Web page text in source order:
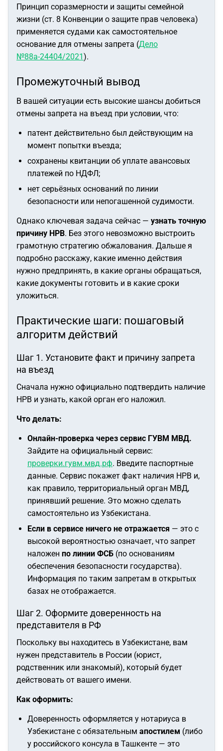
Принцип соразмерности и защиты семейной
жизни (ст. 8 Конвенции о защите прав человека)
применяется судами как самостоятельное
основание для отмены запрета (Дело
№88а-24404/2021).
Промежуточный вывод
В вашей ситуации есть высокие шансы добиться
отмены запрета на въезд при условии, что:
патент действительно был действующим на
момент попытки въезда;
сохранены квитанции об уплате авансовых
платежей по НДФЛ;
нет серьёзных оснований по линии
безопасности или непогашенной судимости.
Однако ключевая задача сейчас — узнать точную
причину НРВ. Без этого невозможно выстроить
грамотную стратегию обжалования. Дальше я
подробно расскажу, какие именно действия
нужно предпринять, в какие органы обращаться,
какие документы готовить и в какие сроки
уложиться.
Практические шаги: пошаговый
алгоритм действий
Шаг 1. Установите факт и причину запрета
на въезд
Сначала нужно официально подтвердить наличие
НРВ и узнать, какой орган его наложил.
Что делать:
Онлайн-проверка через сервис ГУВМ МВД.
Зайдите на официальный сервис:
проверки.гувм.мвд.рф. Введите паспортные
данные. Сервис покажет факт наличия НРВ и,
как правило, территориальный орган МВД,
принявший решение. Это можно сделать
самостоятельно из Узбекистана.
Если в сервисе ничего не отражается — это с
высокой вероятностью означает, что запрет
наложен по линии ФСБ (по основаниям
обеспечения безопасности государства).
Информация по таким запретам в открытых
базах не отображается.
Шаг 2. Оформите доверенность на
представителя в РФ
Поскольку вы находитесь в Узбекистане, вам
нужен представитель в России (юрист,
родственник или знакомый), который будет
действовать от вашего имени.
Как оформить:
Доверенность оформляется у нотариуса в
Узбекистане с обязательным апостилем (либо
у российского консула в Ташкенте — это